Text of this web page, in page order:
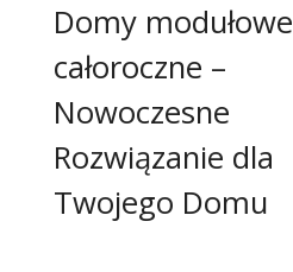
Domy modułowe
całoroczne –
Nowoczesne
Rozwiązanie dla
Twojego Domu